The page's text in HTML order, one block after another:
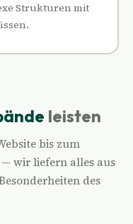
Strukturen mit
leisten
bis zum
wir liefern alles aus
des